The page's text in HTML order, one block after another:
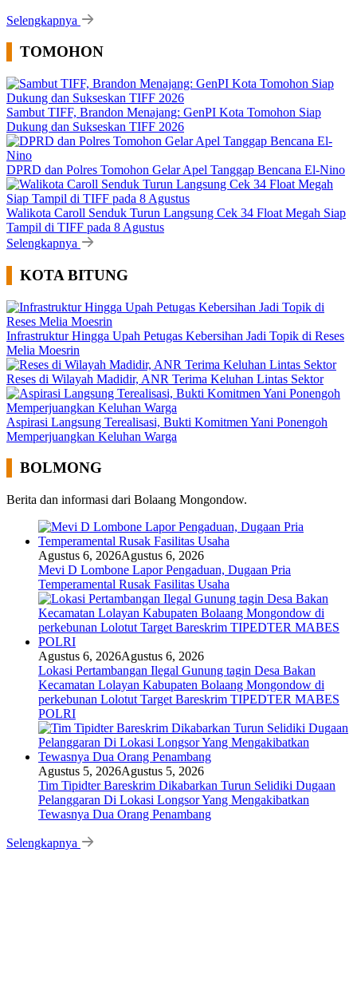
Selengkapnya
TOMOHON
Sambut TIFF, Brandon Menajang: ​GenPI Kota Tomohon Siap
Dukung dan Sukseskan TIFF 2026
DPRD dan Polres Tomohon Gelar Apel Tanggap Bencana El-Nino
Walikota Caroll Senduk Turun Langsung Cek 34 Float Megah Siap
Tampil di TIFF pada 8 Agustus
Selengkapnya
KOTA BITUNG
Infrastruktur Hingga Upah Petugas Kebersihan Jadi Topik di Reses
Melia Moesrin
Reses di Wilayah Madidir, ANR Terima Keluhan Lintas Sektor
Aspirasi Langsung Terealisasi, Bukti Komitmen Yani Ponengoh
Memperjuangkan Keluhan Warga
BOLMONG
Berita dan informasi dari Bolaang Mongondow.
Agustus 6, 2026Agustus 6, 2026
Mevi D Lombone Lapor Pengaduan, Dugaan Pria
Temperamental Rusak Fasilitas Usaha
Agustus 6, 2026Agustus 6, 2026
Lokasi Pertambangan Ilegal Gunung tagin Desa Bakan
Kecamatan Lolayan Kabupaten Bolaang Mongondow di
perkebunan Lolotut Target Bareskrim TIPEDTER MABES
POLRI
Agustus 5, 2026Agustus 5, 2026
Tim Tipidter Bareskrim Dikabarkan Turun Selidiki Dugaan
Pelanggaran Di Lokasi Longsor Yang Mengakibatkan
Tewasnya Dua Orang Penambang
Selengkapnya